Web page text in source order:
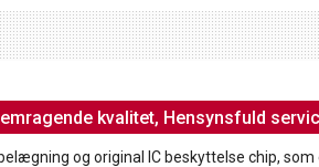
kvalitet, Hensynsfuld
og original IC beskyttelse chip,